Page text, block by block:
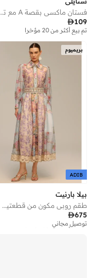
فستان ماكسي بقصة A مع تفاصيل مكشكشة - أحمر
109
تم بيع أكثر من 20 مؤخرا
على وشك النفاد
على وشك النفاد
بريميوم
ADIB
بيلا بارنيت
طقم روبي مكون من قطعتين من بلوزة وتنورة دانتيل مطبوعة بالورود بأكمام طويلة
675
توصيل مجاني
تم بيع أكثر من 10 مؤخرا